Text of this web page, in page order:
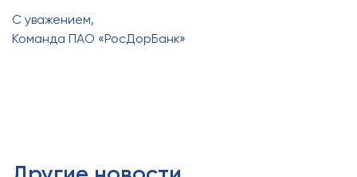
С уважением,
Команда ПАО «РосДорБанк»